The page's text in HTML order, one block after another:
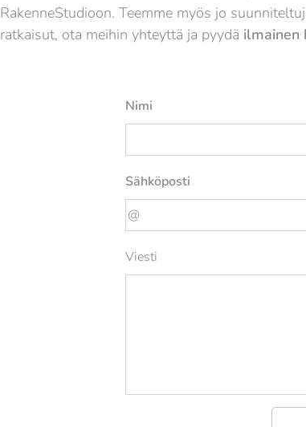
RakenneStudioon. Teemme myös jo
ratkaisut, ota meihin yhteyttä ja pyydä ilmainen
Nimi
Sähköposti
Viesti